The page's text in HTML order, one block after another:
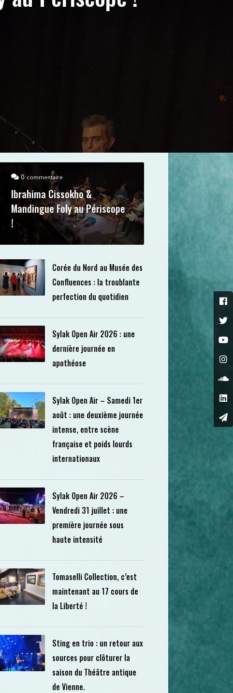
0 commentaire
Ibrahima Cissokho &
Mandingue Foly au Périscope
!
Corée du Nord au Musée des
Confluences : la troublante
perfection du quotidien
Sylak Open Air 2026 : une
dernière journée en
apothéose
Sylak Open Air – Samedi 1er
août : une deuxième journée
intense, entre scène
française et poids lourds
internationaux
Sylak Open Air 2026 –
Vendredi 31 juillet : une
première journée sous
haute intensité
Tomaselli Collection, c’est
maintenant au 17 cours de
la Liberté !
Sting en trio : un retour aux
sources pour clôturer la
saison du Théâtre antique
de Vienne.